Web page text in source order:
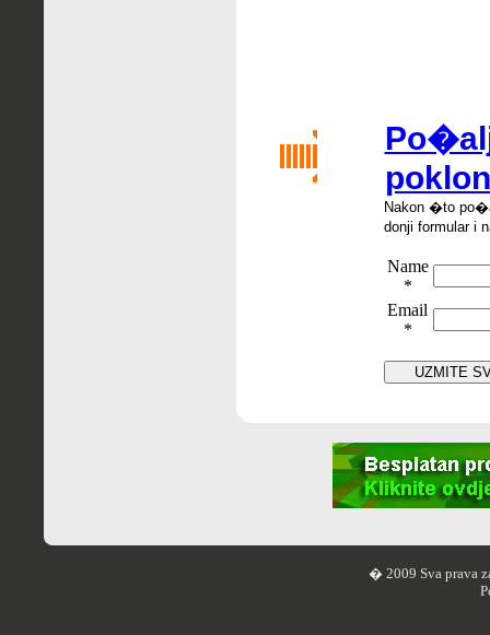
Nakon �to po�
donji formular i
Name
*
Email
*
� 2009 Sva prava